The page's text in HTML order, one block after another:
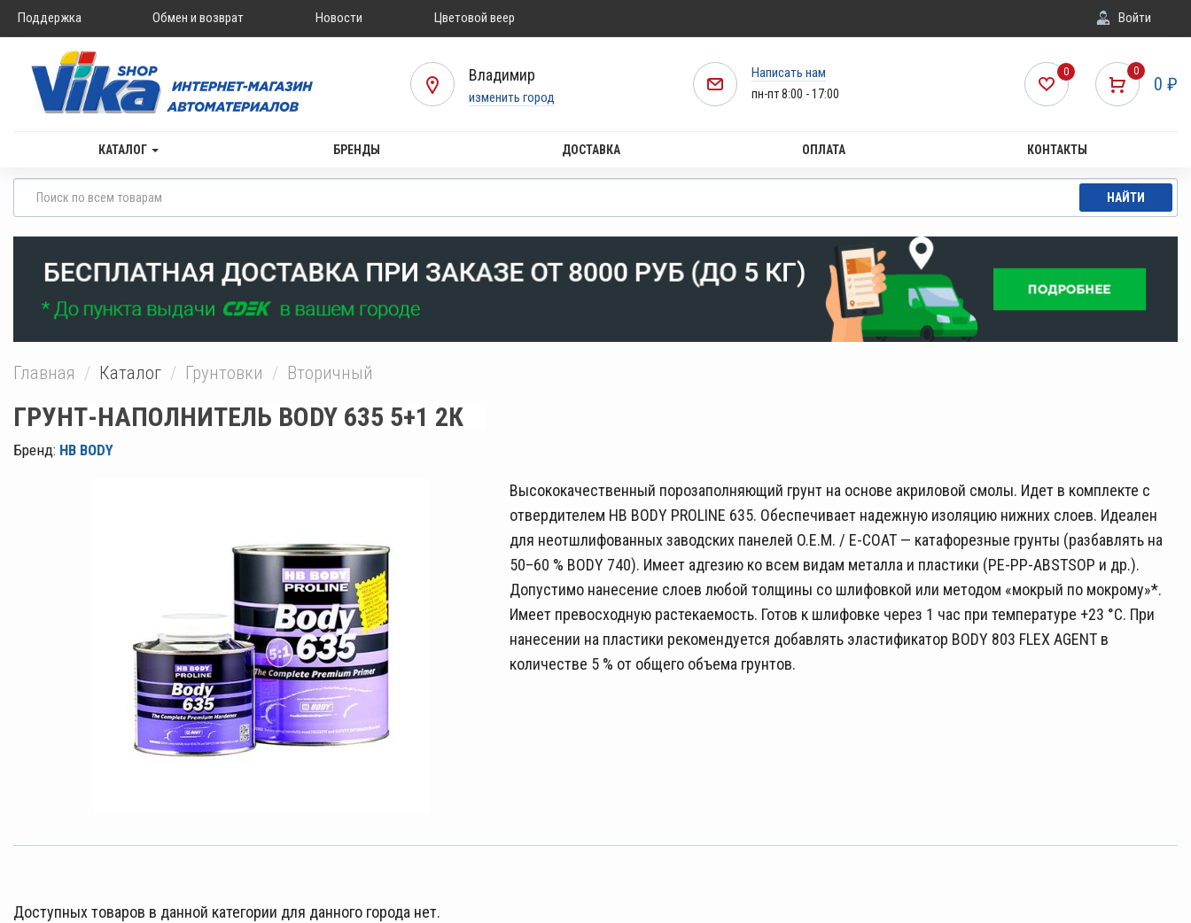
Поддержка Обмен и возврат Новости Цветовой веер Войти
Владимир
изменить город
Написать нам
пн-пт 8:00 - 17:00
0
0 ₽
0
КАТАЛОГ БРЕНДЫ ДОСТАВКА ОПЛАТА КОНТАКТЫ
НАЙТИ
Главная Каталог Грунтовки Вторичный
ГРУНТ-НАПОЛНИТЕЛЬ BODY 635 5+1 2К
Бренд: HB BODY
Высококачественный порозаполняющий грунт на основе акриловой смолы. Идет в комплекте с
отвердителем HB BODY PROLINE 635. Обеспечивает надежную изоляцию нижних слоев. Идеален
для неотшлифованных заводских панелей O.E.M. / E-COAT — катафорезные грунты (разбавлять на
50–60 % BODY 740). Имеет адгезию ко всем видам металла и пластики (PE-PP-ABSTSOP и др.).
Допустимо нанесение слоев любой толщины со шлифовкой или методом «мокрый по мокрому»*.
Имеет превосходную растекаемость. Готов к шлифовке через 1 час при температуре +23 °С. При
нанесении на пластики рекомендуется добавлять эластификатор BODY 803 FLEX AGENT в
количестве 5 % от общего объема грунтов.
Доступных товаров в данной категории для данного города нет.